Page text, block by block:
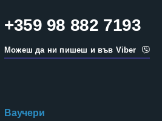
+359 98 882 7193
Можеш да ни пишеш и във Viber
Ваучери